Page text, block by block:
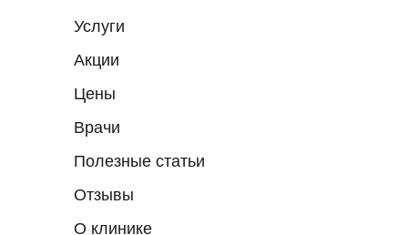
Услуги
Акции
Цены
Врачи
Полезные статьи
Отзывы
О клинике